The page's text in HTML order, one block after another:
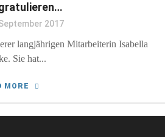
2017
langjährigen Mitarbeiterin Isabella
Sie hat...
MORE